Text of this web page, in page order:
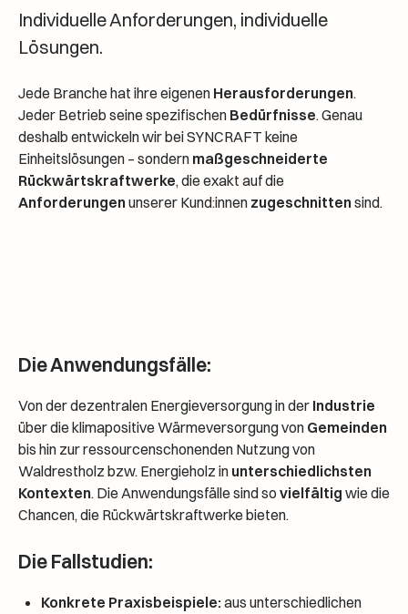
Individuelle Anforderungen, individuelle
Lösungen.
Jede Branche hat ihre eigenen Herausforderungen.
Jeder Betrieb seine spezifischen Bedürfnisse. Genau
deshalb entwickeln wir bei SYNCRAFT keine
Einheitslösungen – sondern maßgeschneiderte
Rückwärtskraftwerke, die exakt auf die
Anforderungenunserer Kund:innen zugeschnittensind.
Die Anwendungsfälle:
Von der dezentralen Energieversorgung in der Industrie
über die klimapositive Wärmeversorgung von Gemeinden
bis hin zur ressourcenschonenden Nutzung von
Waldrestholz bzw. Energieholz in unterschiedlichsten
Kontexten. Die Anwendungsfälle sind so vielfältig wie die
Chancen, die Rückwärtskraftwerke bieten.
Die Fallstudien:
Konkrete Praxisbeispiele:aus unterschiedlichen